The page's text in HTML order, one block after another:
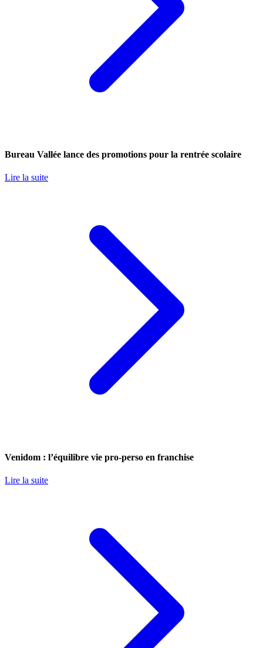
Bureau Vallée lance des promotions pour la rentrée scolaire
Lire la suite
Venidom : l’équilibre vie pro-perso en franchise
Lire la suite